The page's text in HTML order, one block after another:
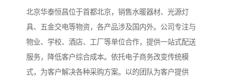
北京华泰恒昌位于首都北京，销售水暖器材、光源灯
具、五金交电等物资，各产品涉及国内外。公司专注与
物业、学校、酒店、工厂等单位合作，提供一站式配送
服务，降低客户综合成本。依托电子商务改变传统模
式，为客户解决各种采购方案。以的团队为客户提供